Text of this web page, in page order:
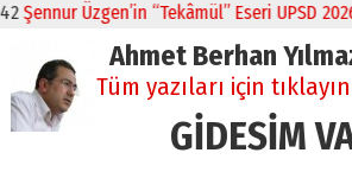
Üzgen’in “Tekâmül” Eseri UPSD 2026
Ahmet Berhan
Tüm yazıları için
GİDESİM